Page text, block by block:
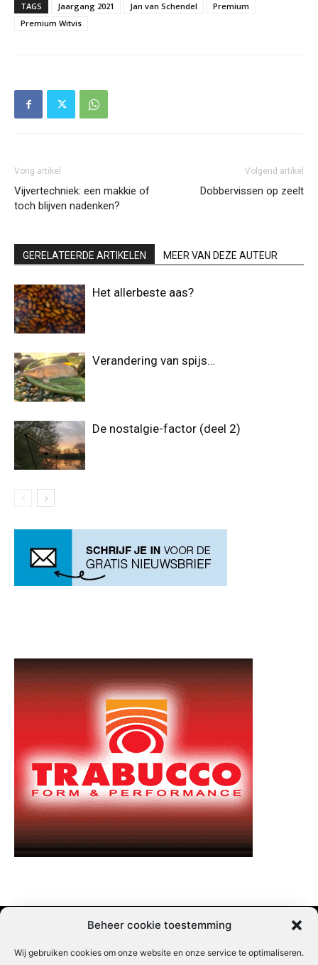
Beheer cookie toestemming
Wij gebruiken cookies om onze website en onze service te optimaliseren.
TAGS Jaargang 2021 Jan van Schendel
Premium
Premium Witvis
Vorig artikel
Vijvertechniek: een makkie of
toch blijven nadenken?
Volgend artikel
Dobbervissen op zeelt
GERELATEERDE ARTIKELEN MEER VAN DEZE AUTEUR
Het allerbeste aas?
Verandering van spijs…
De nostalgie-factor (deel 2)